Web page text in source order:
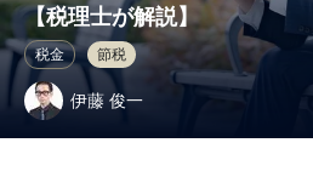
【税理士が解説】
税金 節税
伊藤 俊一